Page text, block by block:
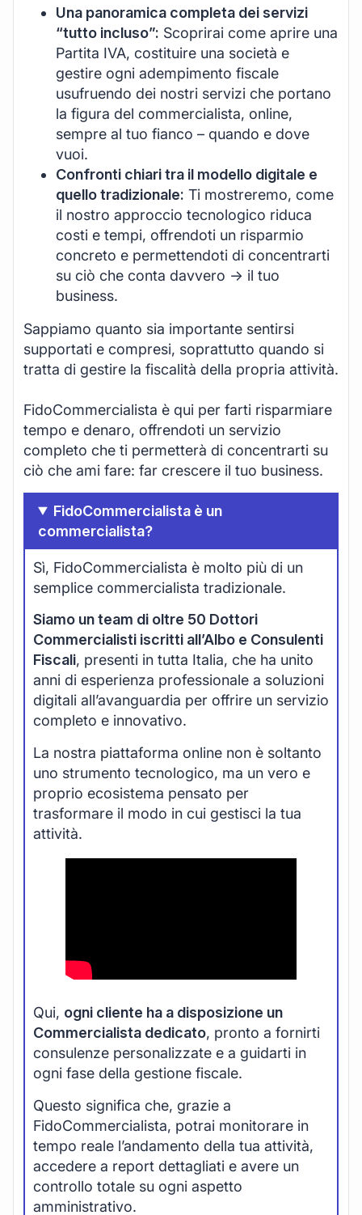
Una panoramica completa dei servizi
“tutto incluso”: Scoprirai come aprire una
Partita IVA, costituire una società e
gestire ogni adempimento fiscale
usufruendo dei nostri servizi che portano
la figura del commercialista, online,
sempre al tuo fianco – quando e dove
vuoi.
Confronti chiari tra il modello digitale e
quello tradizionale: Ti mostreremo, come
il nostro approccio tecnologico riduca
costi e tempi, offrendoti un risparmio
concreto e permettendoti di concentrarti
su ciò che conta davvero -> il tuo
business.
Sappiamo quanto sia importante sentirsi
supportati e compresi, soprattutto quando si
tratta di gestire la fiscalità della propria attività.
FidoCommercialista è qui per farti risparmiare
tempo e denaro, offrendoti un servizio
completo che ti permetterà di concentrarti su
ciò che ami fare: far crescere il tuo business.
FidoCommercialista è un
commercialista?
Sì, FidoCommercialista è molto più di un
semplice commercialista tradizionale.
Siamo un team di oltre 50 Dottori
Commercialisti iscritti all’Albo e Consulenti
Fiscali, presenti in tutta Italia, che ha unito
anni di esperienza professionale a soluzioni
digitali all’avanguardia per offrire un servizio
completo e innovativo.
La nostra piattaforma online non è soltanto
uno strumento tecnologico, ma un vero e
proprio ecosistema pensato per
trasformare il modo in cui gestisci la tua
attività.
Qui, ogni cliente ha a disposizione un
Commercialista dedicato, pronto a fornirti
consulenze personalizzate e a guidarti in
ogni fase della gestione fiscale.
Questo significa che, grazie a
FidoCommercialista, potrai monitorare in
tempo reale l’andamento della tua attività,
accedere a report dettagliati e avere un
controllo totale su ogni aspetto
amministrativo.